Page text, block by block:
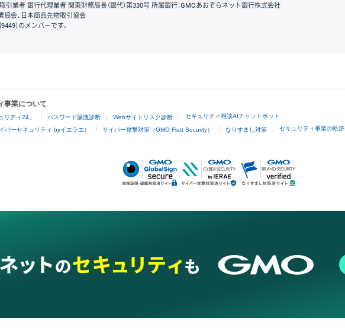
引業者 銀行代理業者 関東財務局長（銀代）第330号 所属銀行：GMOあおぞらネット銀行株式会社
協会、日本商品先物取引協会
）のメンバーです。
事業について
リティ24」 パスワード漏洩診断 Webサイトリスク診断 セキュリティ相談AIチャットボット
バーセキュリティ byイエラエ） サイバー攻撃対策（GMO Flatt Security） なりすまし対策 セキュリティ事業の軌跡